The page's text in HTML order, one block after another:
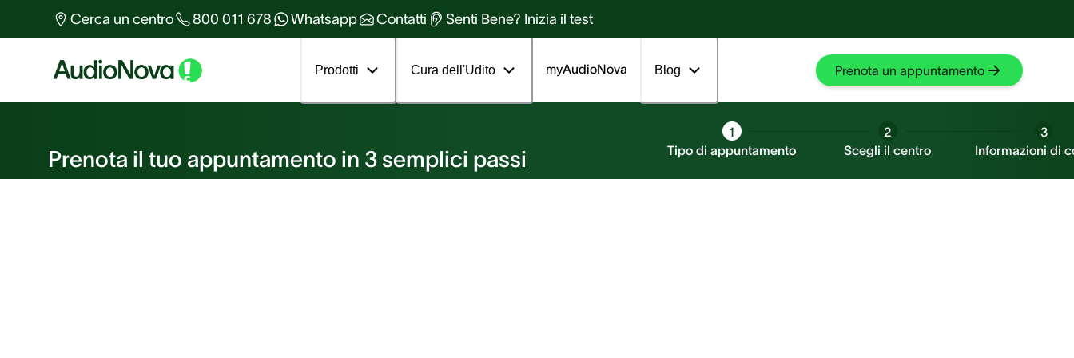
Cerca un centro 800 011 678 Whatsapp Contatti Senti Bene? Inizia il test
Prodotti Cura dell'Udito myAudioNova Blog Prenota un appuntamento
Prova SilentCloud
Prova SilentCloud
Prenota il tuo appuntamento in 3 semplici passi
1
Tipo di appuntamento
2
Scegli il centro
3
Informazioni di